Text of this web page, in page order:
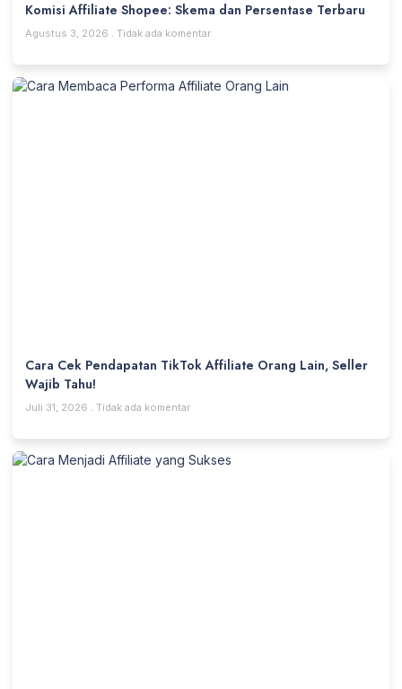
Komisi Affiliate Shopee: Skema dan Persentase Terbaru
Agustus 3, 2026 Tidak ada komentar
Cara Cek Pendapatan TikTok Affiliate Orang Lain, Seller
Wajib Tahu!
Juli 31, 2026 Tidak ada komentar